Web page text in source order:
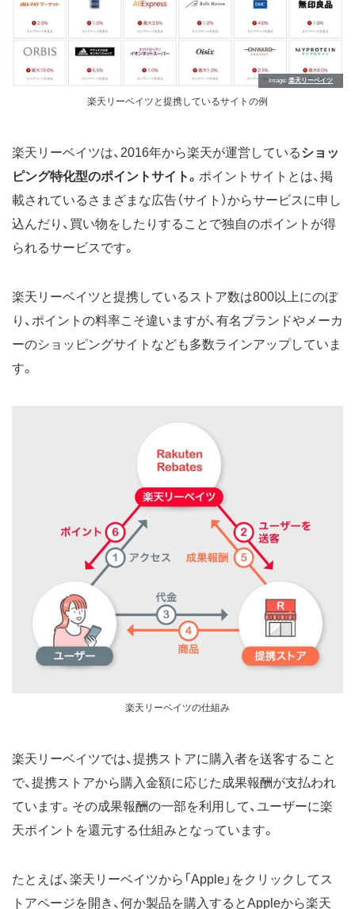
Image 楽天リーベイツ
楽天リーベイツと提携しているサイトの例
楽天リーベイツは、2016年から楽天が運営しているショッ
ピング特化型のポイントサイト。 ポイントサイトとは、掲
載されているさまざまな広告（サイト）からサービスに申し
込んだり、買い物をしたりすることで独自のポイントが得
られるサービスです。
楽天リーベイツと提携しているストア数は800以上にのぼ
り、ポイントの料率こそ違いますが、有名ブランドやメーカ
ーのショッピングサイトなども多数ラインアップしていま
す。
楽天リーベイツの仕組み
楽天リーベイツでは、提携ストアに購入者を送客すること
で、提携ストアから購入金額に応じた成果報酬が支払われ
ています。その成果報酬の一部を利用して、ユーザーに楽
天ポイントを還元する仕組みとなっています。
たとえば、楽天リーベイツから「Apple」をクリックしてス
トアページを開き、何か製品を購入するとAppleから楽天